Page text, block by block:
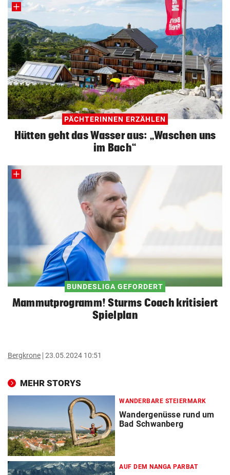
PÄCHTERINNEN ERZÄHLEN
Hütten geht das Wasser aus: „Waschen uns
im Bach“
BUNDESLIGA GEFORDERT
Mammutprogramm! Sturms Coach kritisiert
Spielplan
Bergkrone 23.05.2024 10:51
MEHR STORYS
WANDERBARE STEIERMARK
Wandergenüsse rund um
Bad Schwanberg
AUF DEM NANGA PARBAT